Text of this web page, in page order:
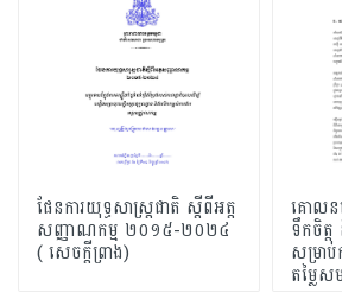
ផែនការយុទ្ធសាស្ត្រជាតិ ស្តីពីអត្ត
សញ្ញាណកម្ម ២០១៥-២០២៤
( សេចក្តីព្រាង)
គោលន
ទឹកចិត្ត
សម្រា
តម្លៃស